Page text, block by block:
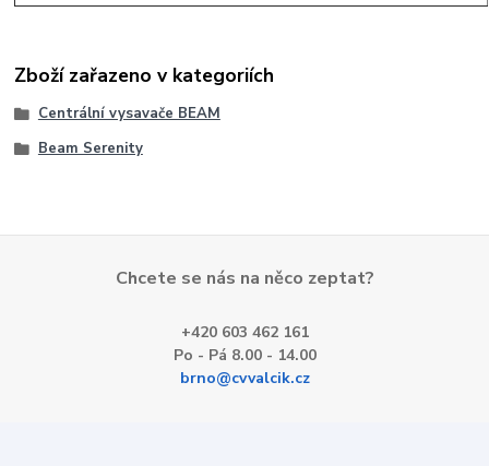
Zboží zařazeno v kategoriích
Centrální vysavače BEAM
Beam Serenity
Chcete se nás na něco zeptat?
+420 603 462 161
Po - Pá 8.00 - 14.00
brno@cvvalcik.cz